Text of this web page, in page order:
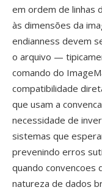
em ordem de linhas
às dimensões da
endianness devem
o arquivo —
comando do
compatibilidade
que usam a
necessidade de
sistemas que
prevenindo erros
quando convencoes
natureza de dados